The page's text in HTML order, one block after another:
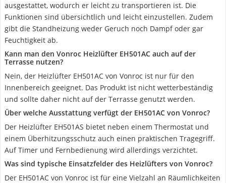
ausgestattet, wodurch er leicht zu transportieren ist. Die
Funktionen sind übersichtlich und leicht einzustellen. Zudem
gibt die Standheizung weder Geruch noch Dampf oder gar
Feuchtigkeit ab.
Kann man den Vonroc Heizlüfter EH501AC auch auf der
Terrasse nutzen?
Nein, der Heizlüfter EH501AC von Vonroc ist nur für den
Innenbereich geeignet. Das Produkt ist nicht wetterbeständig
und sollte daher nicht auf der Terrasse genutzt werden.
Über welche Ausstattung verfügt der EH501AC von Vonroc?
Der Heizlüfter EH501AS bietet neben einem Thermostat und
einem Überhitzungsschutz auch einen praktischen Tragegriff.
Auf Timer und Fernbedienung wird allerdings verzichtet.
Was sind typische Einsatzfelder des Heizlüfters von Vonroc?
Der EH501AC von Vonroc ist für eine Vielzahl an Räumlichkeiten